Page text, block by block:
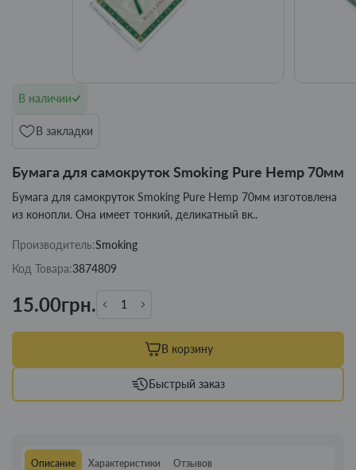
В наличии
В закладки
Бумага для самокруток Smoking Pure Hemp 70мм
Бумага для самокруток Smoking Pure Hemp 70мм изготовлена
из конопли. Она имеет тонкий, деликатный вк..
Производитель:Smoking
Код Товара:3874809
15.00грн.
В корзину
Быстрый заказ
Описание Характеристики Отзывов